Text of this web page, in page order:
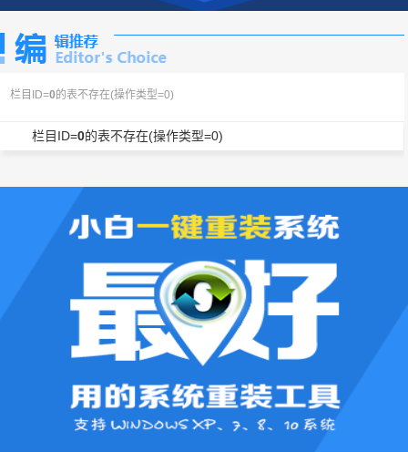
栏目ID=0的表不存在(操作类型=0)
栏目ID=0的表不存在(操作类型=0)